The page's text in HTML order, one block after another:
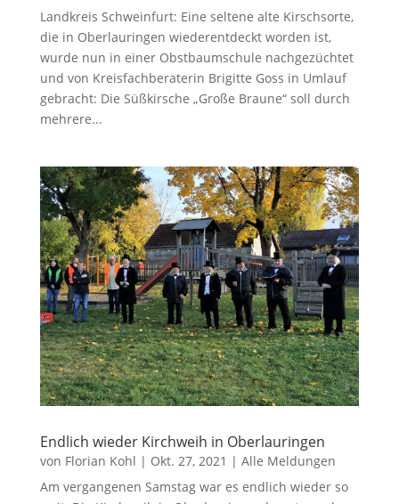
Landkreis Schweinfurt: Eine seltene alte Kirschsorte,
die in Oberlauringen wiederentdeckt worden ist,
wurde nun in einer Obstbaumschule nachgezüchtet
und von Kreisfachberaterin Brigitte Goss in Umlauf
gebracht: Die Süßkirsche „Große Braune“ soll durch
mehrere...
Endlich wieder Kirchweih in Oberlauringen
von Florian Kohl | Okt. 27, 2021 | Alle Meldungen
Am vergangenen Samstag war es endlich wieder so